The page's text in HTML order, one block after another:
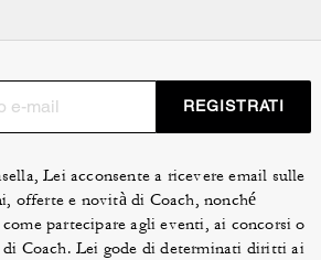
REGISTRATI
Lei acconsente a ricevere email sulle
offerte e novità di Coach, nonché
partecipare agli eventi, ai concorsi o
Coach. Lei gode di determinati diritti ai